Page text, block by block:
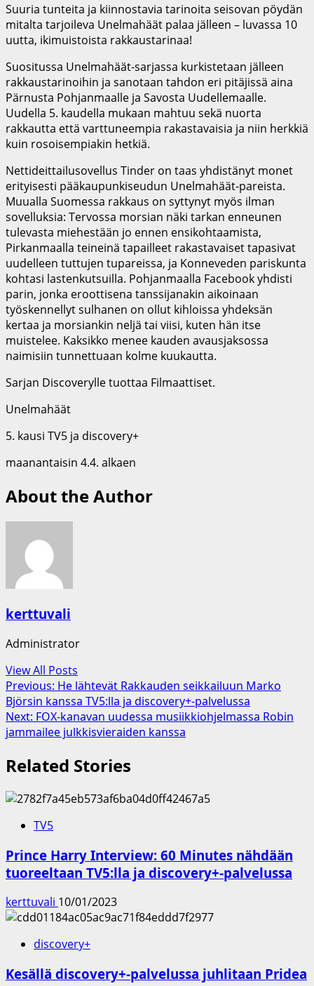
Suuria tunteita ja kiinnostavia tarinoita seisovan pöydän
mitalta tarjoileva Unelmahäät palaa jälleen – luvassa 10
uutta, ikimuistoista rakkaustarinaa!
Suositussa Unelmahäät-sarjassa kurkistetaan jälleen
rakkaustarinoihin ja sanotaan tahdon eri pitäjissä aina
Pärnusta Pohjanmaalle ja Savosta Uudellemaalle.
Uudella 5. kaudella mukaan mahtuu sekä nuorta
rakkautta että varttuneempia rakastavaisia ja niin herkkiä
kuin rosoisempiakin hetkiä.
Nettideittailusovellus Tinder on taas yhdistänyt monet
erityisesti pääkaupunkiseudun Unelmahäät-pareista.
Muualla Suomessa rakkaus on syttynyt myös ilman
sovelluksia: Tervossa morsian näki tarkan enneunen
tulevasta miehestään jo ennen ensikohtaamista,
Pirkanmaalla teineinä tapailleet rakastavaiset tapasivat
uudelleen tuttujen tupareissa, ja Konneveden pariskunta
kohtasi lastenkutsuilla. Pohjanmaalla Facebook yhdisti
parin, jonka eroottisena tanssijanakin aikoinaan
työskennellyt sulhanen on ollut kihloissa yhdeksän
kertaa ja morsiankin neljä tai viisi, kuten hän itse
muistelee. Kaksikko menee kauden avausjaksossa
naimisiin tunnettuaan kolme kuukautta.
Sarjan Discoverylle tuottaa Filmaattiset.
Unelmahäät
5. kausi TV5 ja discovery+
maanantaisin 4.4. alkaen
About the Author
kerttuvali
Administrator
View All Posts
Post
navigation
Previous: He lähtevät Rakkauden seikkailuun Marko
Björsin kanssa TV5:lla ja discovery+-palvelussa
Next: FOX-kanavan uudessa musiikkiohjelmassa Robin
jammailee julkkisvieraiden kanssa
Related Stories
TV5
Prince Harry Interview: 60 Minutes nähdään
tuoreeltaan TV5:lla ja discovery+-palvelussa
kerttuvali 10/01/2023
discovery+
Kesällä discovery+-palvelussa juhlitaan Pridea